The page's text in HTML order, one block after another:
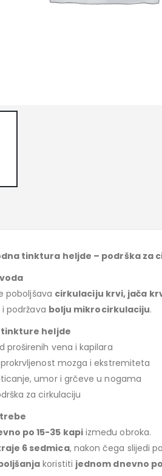
tinktura heljde – podrška za
poboljšava cirkulaciju krvi, jača
podržava bolju mikrocirkulaciju.
heljde
proširenih vena i kapilara
mozga i ekstremiteta
umor i grčeve u nogama
za cirkulaciju
po 15-35 kapiizmeđu obroka.
6 sedmica, nakon čega slijedi
koristiti jednom dnevno